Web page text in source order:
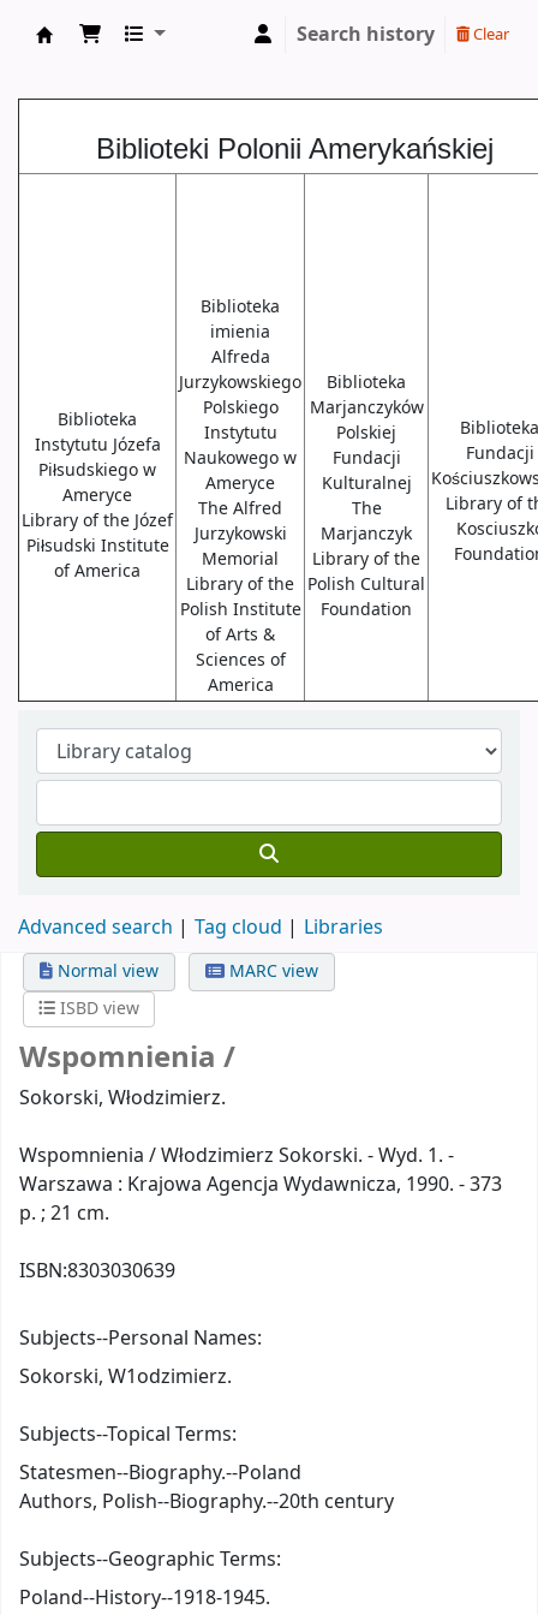
Search history Clear
Biblioteki Polonii Amerykańskiej
Biblioteka
Instytutu Józefa
Piłsudskiego w
Ameryce
Library of the Józef
Piłsudski Institute
of America
Biblioteka
imienia
Alfreda
Jurzykowskiego
Polskiego
Instytutu
Naukowego w
Ameryce
The Alfred
Jurzykowski
Memorial
Library of the
Polish Institute
of Arts &
Sciences of
America
Biblioteka
Marjanczyków
Polskiej
Fundacji
Kulturalnej
The
Marjanczyk
Library of the
Polish Cultural
Foundation
Biblioteka
Fundacji
Library of
Advanced search Tag cloud Libraries
Normal view
MARC view
ISBD view
Wspomnienia /
Sokorski, Włodzimierz.
Wspomnienia / Włodzimierz Sokorski. - Wyd. 1. -
Warszawa : Krajowa Agencja Wydawnicza, 1990. - 373
p. ; 21 cm.
ISBN:8303030639
Subjects--Personal Names:
Sokorski, W1odzimierz.
Subjects--Topical Terms:
Statesmen--Biography.--Poland
Authors, Polish--Biography.--20th century
Subjects--Geographic Terms:
Poland--History--1918-1945.